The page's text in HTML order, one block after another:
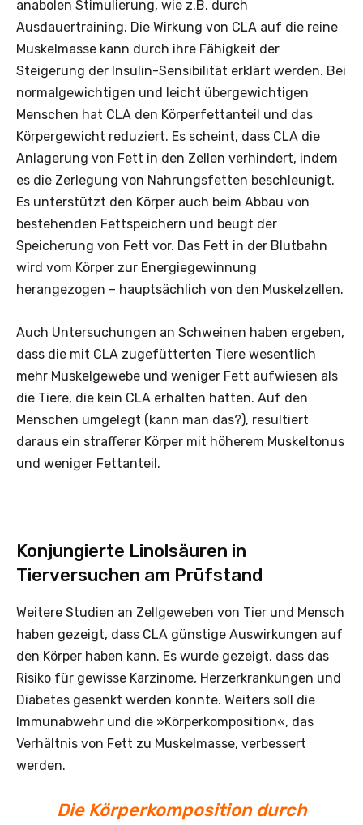
anabolen Stimulierung, wie z.B. durch
Ausdauertraining. Die Wirkung von CLA auf die reine
Muskelmasse kann durch ihre Fähigkeit der
Steigerung der Insulin-Sensibilität erklärt werden. Bei
normalgewichtigen und leicht übergewichtigen
Menschen hat CLA den Körperfettanteil und das
Körpergewicht reduziert. Es scheint, dass CLA die
Anlagerung von Fett in den Zellen verhindert, indem
es die Zerlegung von Nahrungsfetten beschleunigt.
Es unterstützt den Körper auch beim Abbau von
bestehenden Fettspeichern und beugt der
Speicherung von Fett vor. Das Fett in der Blutbahn
wird vom Körper zur Energiegewinnung
herangezogen – haupt­sächlich von den Muskelzellen.
Auch Untersuchungen an Schweinen haben ergeben,
dass die mit CLA zugefütterten Tiere wesentlich
mehr Muskelgewebe und weniger Fett aufwiesen als
die Tiere, die kein CLA erhalten hatten. Auf den
Menschen umgelegt (kann man das?), resultiert
daraus ein strafferer Körper mit höherem Muskeltonus
und weniger Fettanteil.
Konjungierte Linolsäuren in
Tierversuchen am Prüfstand
Weitere Studien an Zellgeweben von Tier und Mensch
haben gezeigt, dass CLA günstige Aus­wirkungen auf
den Körper haben kann. Es wurde gezeigt, dass das
Risiko für gewisse Karzinome, Herzerkrankungen und
Diabetes gesenkt werden konnte. Weiters soll die
Immunabwehr und die »Körperkomposition«, das
Verhältnis von Fett zu Muskelmasse, verbessert
werden.
Die Körperkomposition durch